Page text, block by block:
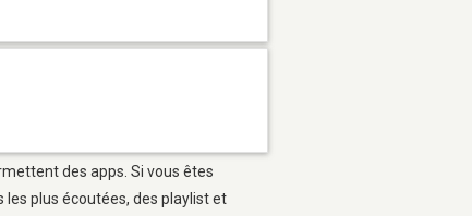
des apps. Si vous êtes
plus écoutées, des playlist et